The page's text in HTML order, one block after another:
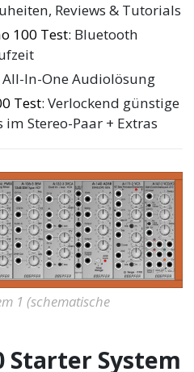
Reviews & Tutorials
100 Test: Bluetooth
All-In-One Audiolösung
Test: Verlockend günstige
Stereo-Paar + Extras
1 (schematische
Starter System